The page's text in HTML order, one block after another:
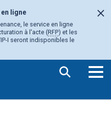
ligne
le service en ligne
à l'acte (RFP) et les
I seront indisponibles le